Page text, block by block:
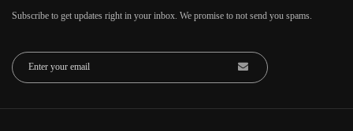
Subscribe to get updates right in your inbox. We promise to not send you spams.